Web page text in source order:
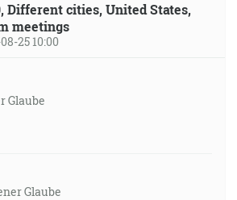
Different cities, United States,
meetings
25 10:00
Glaube
Glaube